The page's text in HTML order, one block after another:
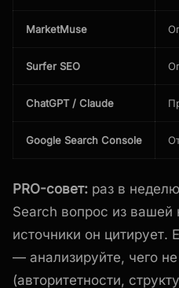
MarketMuse
Surfer SEO
ChatGPT / Claude
Google Search Console
PRO-совет: раз в
Search вопрос из вашей
источники он цитирует.
— анализируйте, чего не
(авторитетности,